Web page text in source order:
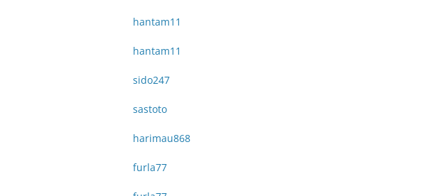
hantam11
hantam11
sido247
sastoto
harimau868
furla77